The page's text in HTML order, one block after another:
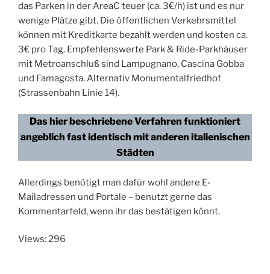
das Parken in der AreaC teuer (ca. 3€/h) ist und es nur
wenige Plätze gibt. Die öffentlichen Verkehrsmittel
können mit Kreditkarte bezahlt werden und kosten ca.
3€ pro Tag. Empfehlenswerte Park & Ride-Parkhäuser
mit Metroanschluß sind Lampugnano, Cascina Gobba
und Famagosta. Alternativ Monumentalfriedhof
(Strassenbahn Linie 14).
Das hier beschriebene Verfahren funktioniert
angeblich fast identisch mit anderen italienischen
Städten
Allerdings benötigt man dafür wohl andere E-
Mailadressen und Portale – benutzt gerne das
Kommentarfeld, wenn ihr das bestätigen könnt.
Views: 296